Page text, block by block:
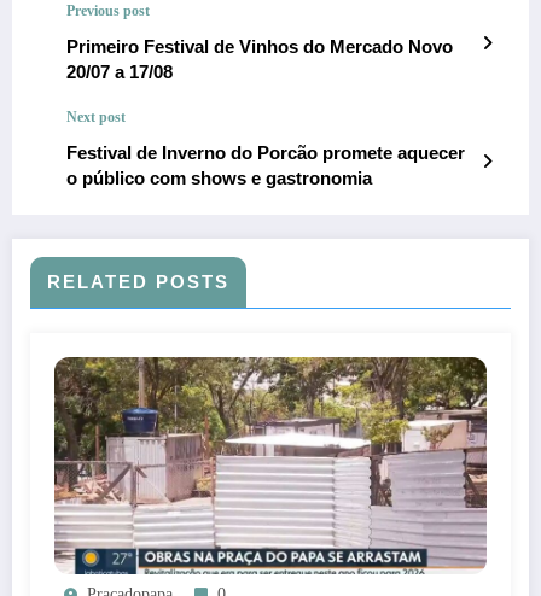
Previous post
Primeiro Festival de Vinhos do Mercado Novo
20/07 a 17/08
Next post
Festival de Inverno do Porcão promete aquecer
o público com shows e gastronomia
RELATED POSTS